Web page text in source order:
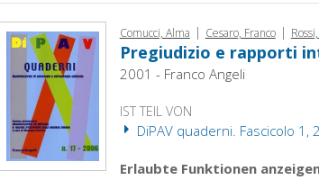
Comucci, Alma | Cesaro, Franco |
Pregiudizio e rapporti
2001 - Franco Angeli
IST TEIL VON
DiPAV quaderni. Fascicolo 1,
Erlaubte Funktionen